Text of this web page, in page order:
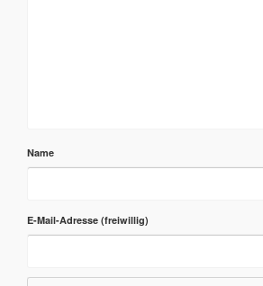
Name
E-Mail-Adresse